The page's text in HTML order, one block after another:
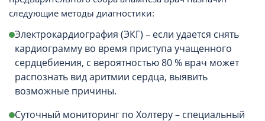
следующие методы диагностики:
Электрокардиография (ЭКГ) – если удается снять
кардиограмму во время приступа учащенного
сердцебиения, с вероятностью 80 % врач может
распознать вид аритмии сердца, выявить
возможные причины.
Суточный мониторинг по Холтеру – специальный